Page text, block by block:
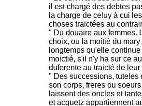
il est chargé des debtes
la charge de celuy à cui
choses traictées au
" Du douaire aux femmes.
choix, ou la moitié du
longtemps qu'elle
moictié, s'il n'y ha sur ce
duferente au traicté de
" Des successions, tuteles
son corps, freres ou
laissent des oncles et
et acquetz appartiennent